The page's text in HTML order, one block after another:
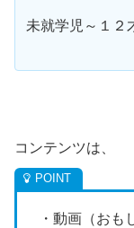
未就学児～１２
コンテンツは、
・動画（おも